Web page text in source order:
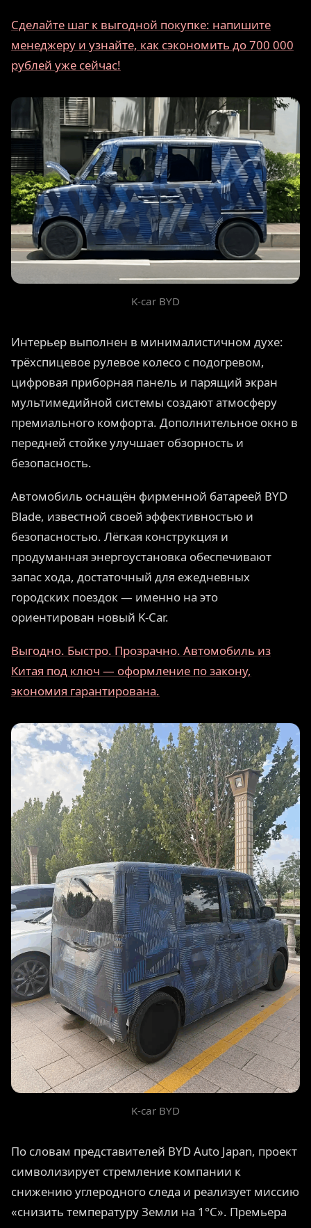
Сделайте шаг к выгодной покупке: напишите
менеджеру и узнайте, как сэкономить до 700 000
рублей уже сейчас!
K-car BYD
Интерьер выполнен в минималистичном духе:
трёхспицевое рулевое колесо с подогревом,
цифровая приборная панель и парящий экран
мультимедийной системы создают атмосферу
премиального комфорта. Дополнительное окно в
передней стойке улучшает обзорность и
безопасность.
Автомобиль оснащён фирменной батареей BYD
Blade, известной своей эффективностью и
безопасностью. Лёгкая конструкция и
продуманная энергоустановка обеспечивают
запас хода, достаточный для ежедневных
городских поездок — именно на это
ориентирован новый K-Car.
Выгодно. Быстро. Прозрачно. Автомобиль из
Китая под ключ — оформление по закону,
экономия гарантирована.
K-car BYD
По словам представителей BYD Auto Japan, проект
символизирует стремление компании к
снижению углеродного следа и реализует миссию
«снизить температуру Земли на 1°C». Премьера